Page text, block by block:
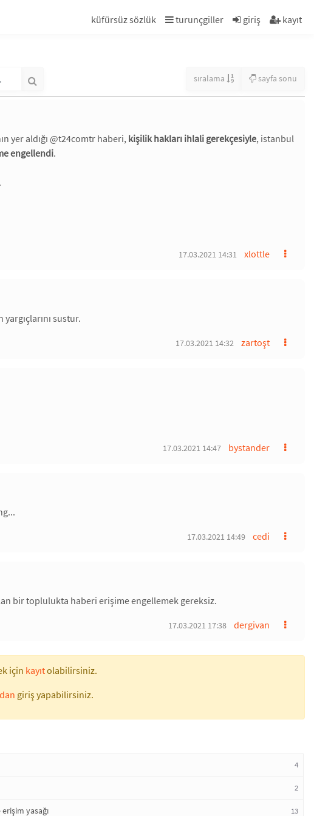
küfürsüz sözlük turunçgiller giriş kayıt
sıralama sayfa sonu
yer aldığı @t24comtr haberi, kişilik hakları ihlali gerekçesiyle, istanbul
engellendi.
xlottle
17.03.2021 14:31
sustur.
zartoşt
17.03.2021 14:32
bystander
17.03.2021 14:47
cedi
17.03.2021 14:49
bir toplulukta haberi erişime engellemek gereksiz.
dergivan
17.03.2021 17:38
için kayıtolabilirsiniz.
giriş yapabilirsiniz.
4
2
yasağı 13